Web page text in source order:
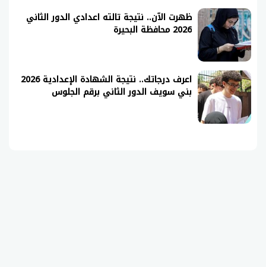
ظهرت الآن.. نتيجة تالته اعدادي الدور الثاني
2026 محافظة البحيرة
اعرف درجاتك.. نتيجة الشهادة الإعدادية 2026
بني سويف الدور الثاني برقم الجلوس